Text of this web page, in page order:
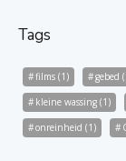
Tags
films (1) gebed
kleine wassing (1)
onreinheid (1)